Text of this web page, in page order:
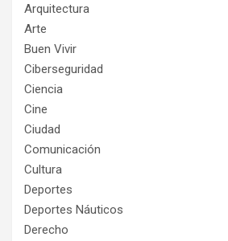
Arquitectura
Arte
Buen Vivir
Ciberseguridad
Ciencia
Cine
Ciudad
Comunicación
Cultura
Deportes
Deportes Náuticos
Derecho